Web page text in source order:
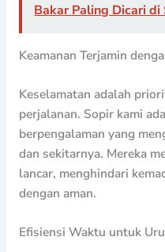
Bakar Paling Dicari di
Keamanan Terjamin
Keselamatan adalah
perjalanan. Sopir kami
berpengalaman yang
dan sekitarnya. Mereka
lancar, menghindari
dengan aman.
Efisiensi Waktu untuk